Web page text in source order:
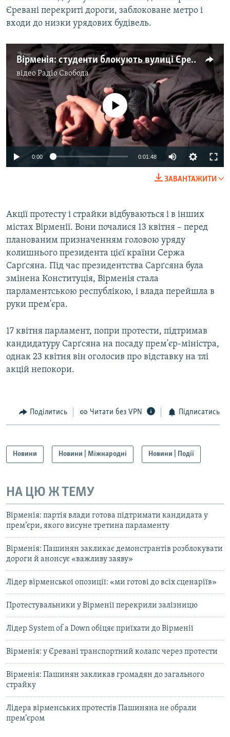
Єревані перекриті дороги, заблоковане метро і
входи до низки урядових будівель.
Вірменія: студенти блокують вулиці Єревана, активісти перекривають дорогу до аеропорту (відео)
відеоРадіо Свобода
No media source currently available
0:00 0:01:48
ЗАВАНТАЖИТИ
Акції протесту і страйки відбуваються і в інших
містах Вірменії. Вони почалися 13 квітня – перед
планованим призначенням головою уряду
колишнього президента цієї країни Сержа
Сарґсяна. Під час президентства Сарґсяна була
змінена Конституція, Вірменія стала
парламентською республікою, і влада перейшла в
руки прем'єра.
17 квітня парламент, попри протести, підтримав
кандидатуру Сарґсяна на посаду прем'єр-міністра,
однак 23 квітня він оголосив про відставку на тлі
акцій непокори.
Поділитись Читати без VPN Підписатись
Новини Новини | Міжнародні Новини | Події
НА ЦЮ Ж ТЕМУ
Вірменія: партія влади готова підтримати кандидата у
прем’єри, якого висуне третина парламенту
Вірменія: Пашинян закликає демонстрантів розблокувати
дороги й анонсує «важливу заяву»
Лідер вірменської опозиції: «ми готові до всіх сценаріїв»
Протестувальники у Вірменії перекрили залізницю
Лідер System of a Down обіцяє приїхати до Вірменії
Вірменія: у Єревані транспортний колапс через протести
Вірменія: Пашинян закликав громадян до загального
страйку
Лідера вірменських протестів Пашиняна не обрали
прем’єром